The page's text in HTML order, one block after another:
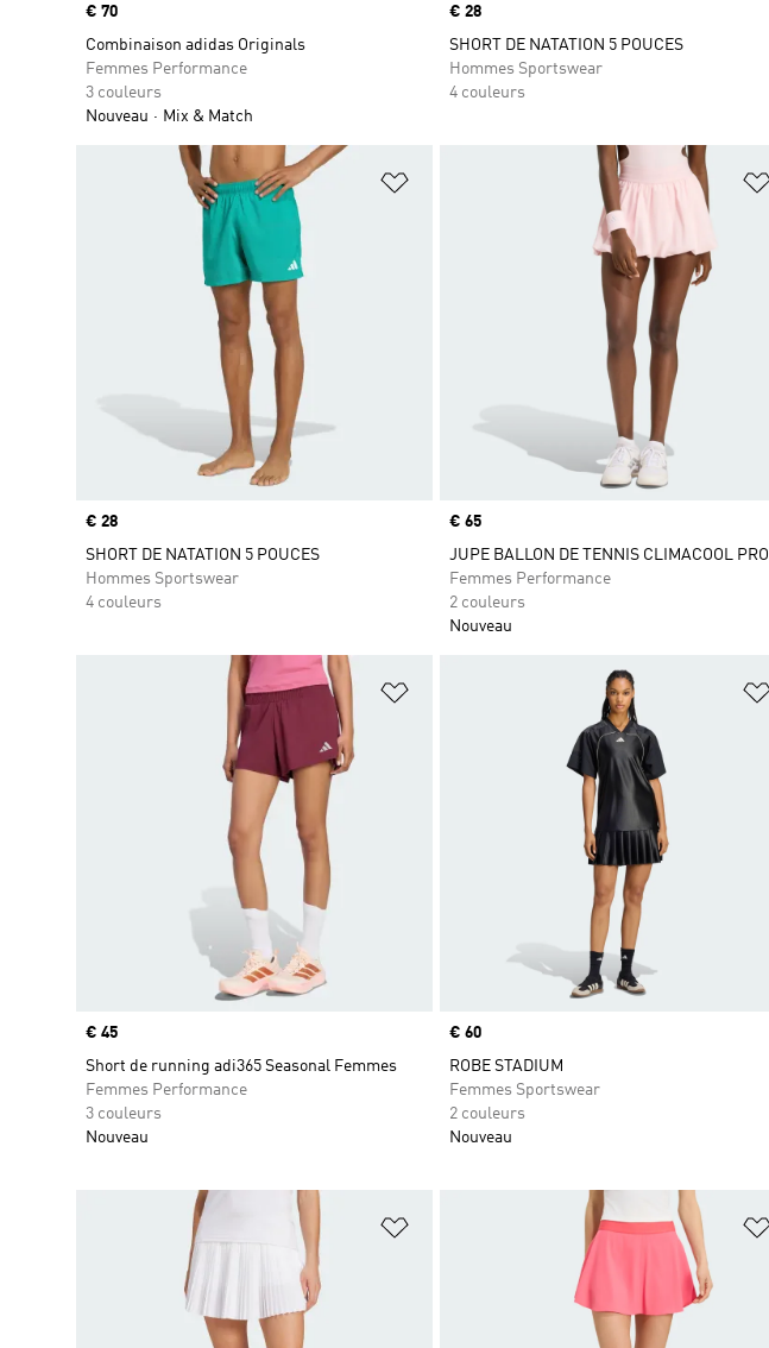
Prix
€ 70
Combinaison adidas Originals
Femmes Performance
3 couleurs
Nouveau
Mix & Match
Prix
€ 28
SHORT DE NATATION 5 POUCES
Hommes Sportswear
4 couleurs
Ajouter à la Liste de produits favoris
Prix
€ 28
SHORT DE NATATION 5 POUCES
Hommes Sportswear
4 couleurs
Prix
€ 65
JUPE BALLON DE TENNIS CLIMACOOL PRO
Femmes Performance
2 couleurs
Nouveau
Ajouter à la Liste de produits favoris
Prix
€ 45
Short de running adi365 Seasonal Femmes
Femmes Performance
3 couleurs
Nouveau
Prix
€ 60
ROBE STADIUM
Femmes Sportswear
2 couleurs
Nouveau
Ajouter à la Liste de produits favoris